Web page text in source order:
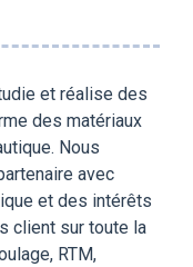
et réalise des
des matériaux
Nous
avec
et des intérêts
client sur toute la
RTM,